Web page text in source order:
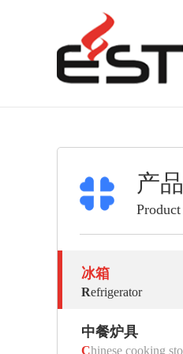
产
冰箱
Refrigerator
中餐炉具
Chinese cooking